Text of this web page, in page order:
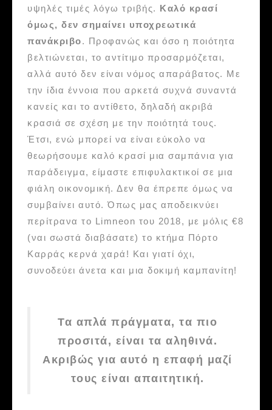
υψηλές τιμές λόγω τριβής. Καλό κρασί
όμως, δεν σημαίνει υποχρεωτικά
πανάκριβο. Προφανώς και όσο η ποιότητα
βελτιώνεται, το αντίτιμο προσαρμόζεται,
αλλά αυτό δεν είναι νόμος απαράβατος. Με
την ίδια έννοια που αρκετά συχνά συναντά
κανείς και το αντίθετο, δηλαδή ακριβά
κρασιά σε σχέση με την ποιότητά τους.
Έτσι, ενώ μπορεί να είναι εύκολο να
θεωρήσουμε καλό κρασί μια σαμπάνια για
παράδειγμα, είμαστε επιφυλακτικοί σε μια
φιάλη οικονομική. Δεν θα έπρεπε όμως να
συμβαίνει αυτό. Όπως μας αποδεικνύει
περίτρανα το Limneon του 2018, με μόλις €8
(ναι σωστά διαβάσατε) το κτήμα Πόρτο
Καρράς κερνά χαρά! Και γιατί όχι,
συνοδεύει άνετα και μια δοκιμή καμπανίτη!
Τα απλά πράγματα, τα πιο
προσιτά, είναι τα αληθινά.
Ακριβώς για αυτό η επαφή μαζί
τους είναι απαιτητική.